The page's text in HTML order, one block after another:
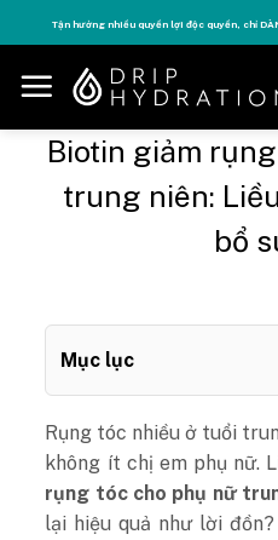
to
content
Tăng năng lượng - sống đỉnh cao với
Biotin giảm
trung niên:
bổ
Mục lục
Rụng tóc nhiều ở tuổi
không ít chị em phụ nữ.
rụng tóc cho phụ nữ
lại hiệu quả như lời